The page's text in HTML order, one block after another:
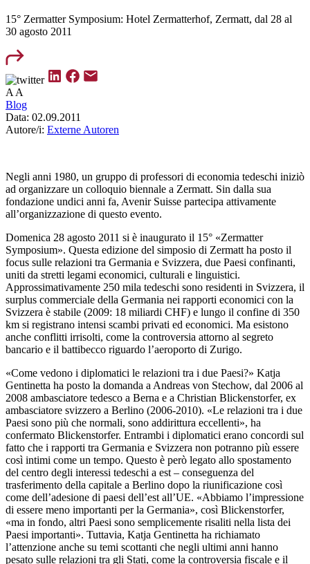
15° Zermatter Symposium: Hotel Zermatterhof, Zermatt, dal 28 al
30 agosto 2011
A A
Blog
Data: 02.09.2011
Autore/i: Externe Autoren
Negli anni 1980, un gruppo di professori di economia tedeschi iniziò
ad organizzare un colloquio biennale a Zermatt. Sin dalla sua
fondazione undici anni fa, Avenir Suisse partecipa attivamente
all’organizzazione di questo evento.
Domenica 28 agosto 2011 si è inaugurato il 15° «Zermatter
Symposium». Questa edizione del simposio di Zermatt ha posto il
focus sulle relazioni tra Germania e Svizzera, due Paesi confinanti,
uniti da stretti legami economici, culturali e linguistici.
Approssimativamente 250 mila tedeschi sono residenti in Svizzera, il
surplus commerciale della Germania nei rapporti economici con la
Svizzera è stabile (2009: 18 miliardi CHF) e lungo il confine di 350
km si registrano intensi scambi privati ed economici. Ma esistono
anche conflitti irrisolti, come la controversia attorno al segreto
bancario e il battibecco riguardo l’aeroporto di Zurigo.
«Come vedono i diplomatici le relazioni tra i due Paesi?» Katja
Gentinetta ha posto la domanda a Andreas von Stechow, dal 2006 al
2008 ambasciatore tedesco a Berna e a Christian Blickenstorfer, ex
ambasciatore svizzero a Berlino (2006-2010). «Le relazioni tra i due
Paesi sono più che normali, sono addirittura eccellenti», ha
confermato Blickenstorfer. Entrambi i diplomatici erano concordi sul
fatto che i rapporti tra Germania e Svizzera non potranno più essere
così intimi come un tempo. Questo è però legato allo spostamento
del centro degli interessi tedeschi a est – conseguenza del
trasferimento della capitale a Berlino dopo la riunificazione così
come dell’adesione di paesi dell’est all’UE. «Abbiamo l’impressione
di essere meno importanti per la Germania», così Blickenstorfer,
«ma in fondo, altri Paesi sono semplicemente risaliti nella lista dei
Paesi importanti». Tuttavia, Katja Gentinetta ha richiamato
l’attenzione anche su temi scottanti che negli ultimi anni hanno
pesato sulle relazioni tra gli Stati, come la controversia fiscale e il